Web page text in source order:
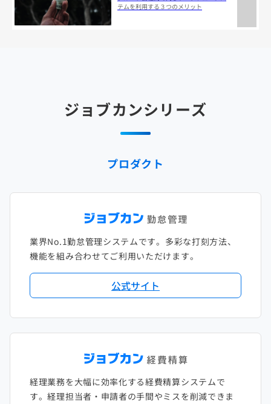
テムを利用する３つのメリット
ジョブカンシリーズ
プロダクト
業界No.1勤怠管理システムです。多彩な打刻方法、
機能を組み合わせてご利用いただけます。
公式サイト
経理業務を大幅に効率化する経費精算システムで
す。経理担当者・申請者の手間やミスを削減できま